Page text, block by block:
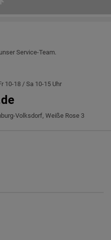
Service-Team.
10-18 / Sa 10-15 Uhr
Volksdorf, Weiße Rose 3